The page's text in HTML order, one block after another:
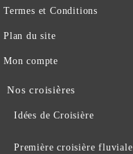
Termes et Conditions
Plan du site
Mon compte
Nos croisières
Idées de Croisière
Première croisière fluviale